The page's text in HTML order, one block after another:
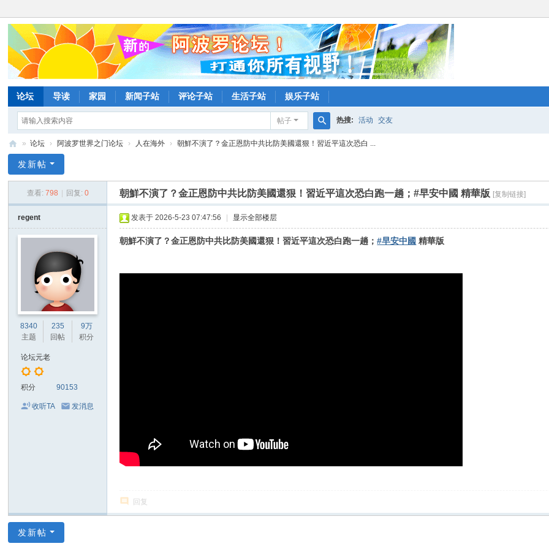
论坛 导读 家园 新闻子站 评论子站 生活子站 娱乐子站
帖子
搜
热搜: 活动 交友
波
网
» 论坛 › 阿波罗世界之门论坛 › 人在海外 › 朝鮮不演了？金正恩防中共比防美國還狠！習近平這次恐白 ...
发新帖
查看: 798 回复: 0 朝鮮不演了？金正恩防中共比防美國還狠！習近平這次恐白跑一趟；#早安中國 精華版 [复制链接]
regent
8340
主题
235
回帖
9万
积分
论坛元老
积分 90153
收听TA 发消息
发表于 2026-5-23 07:47:56 显示全部楼层
朝鮮不演了？金正恩防中共比防美國還狠！習近平這次恐白跑一趟；#早安中國 精華版
回复
发新帖